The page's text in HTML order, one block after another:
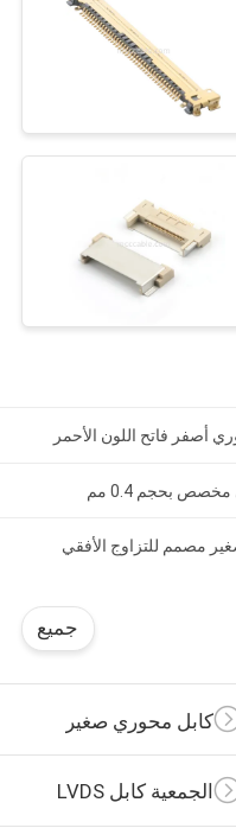
جميع
كابل محوري صغير
الجمعية كابل LVDS